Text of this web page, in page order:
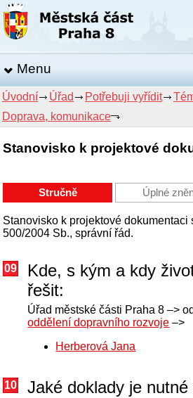
Menu
Úvodní Úřad Potřebuji vyřídit
Doprava, komunikace
Stanovisko k projektové
Stručně Úplné
Stanovisko k projektové dokumentaci
500/2004 Sb., správní řád.
09
Kde, s kým a kdy
řešit:
Úřad městské části Praha 8 –>
oddělení dopravního rozvoje –>
Herberová Jana
10 Jaké doklady je